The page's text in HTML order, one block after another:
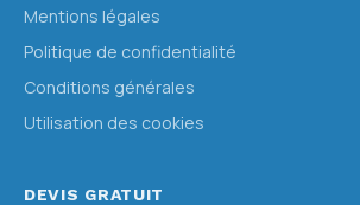
Mentions légales
Politique de confidentialité
Conditions générales
Utilisation des cookies
DEVIS GRATUIT